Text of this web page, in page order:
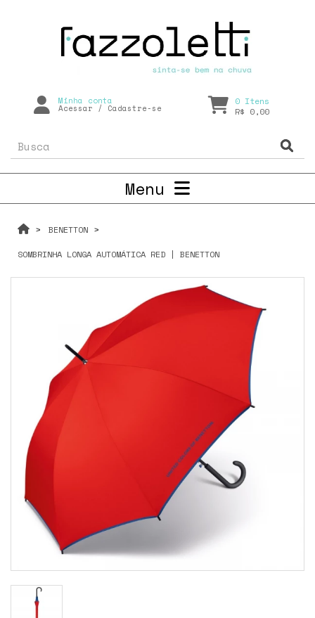
Minha conta
Acessar / Cadastre-se
0 Itens
R$ 0,00
Menu
BENETTON
SOMBRINHA LONGA AUTOMÁTICA RED | BENETTON